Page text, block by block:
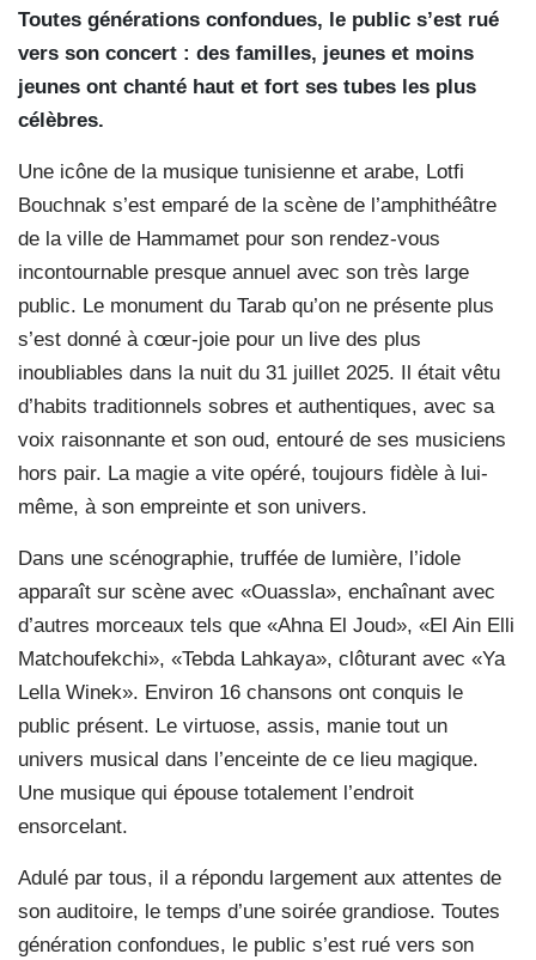
Toutes générations confondues, le public s’est rué
vers son concert : des familles, jeunes et moins
jeunes ont chanté haut et fort ses tubes les plus
célèbres.
Une icône de la musique tunisienne et arabe, Lotfi
Bouchnak s’est emparé de la scène de l’amphithéâtre
de la ville de Hammamet pour son rendez-vous
incontournable presque annuel avec son très large
public. Le monument du Tarab qu’on ne présente plus
s’est donné à cœur-joie pour un live des plus
inoubliables dans la nuit du 31 juillet 2025. Il était vêtu
d’habits traditionnels sobres et authentiques, avec sa
voix raisonnante et son oud, entouré de ses musiciens
hors pair. La magie a vite opéré, toujours fidèle à lui-
même, à son empreinte et son univers.
Dans une scénographie, truffée de lumière, l’idole
apparaît sur scène avec «Ouassla», enchaînant avec
d’autres morceaux tels que «Ahna El Joud», «El Ain Elli
Matchoufekchi», «Tebda Lahkaya», clôturant avec «Ya
Lella Winek». Environ 16 chansons ont conquis le
public présent. Le virtuose, assis, manie tout un
univers musical dans l’enceinte de ce lieu magique.
Une musique qui épouse totalement l’endroit
ensorcelant.
Adulé par tous, il a répondu largement aux attentes de
son auditoire, le temps d’une soirée grandiose. Toutes
génération confondues, le public s’est rué vers son